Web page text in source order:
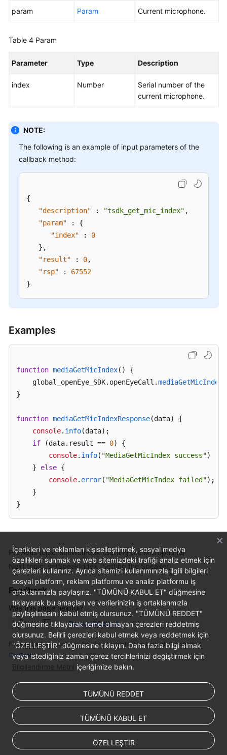
param Param Current microphone.
Table 4 Param
Parameter Type Description
index Number
Serial number of the
current microphone.
NOTE:
The following is an example of input parameters of the
callback method:
{
"description"
: "tsdk_get_mic_index" ,
"param"
:
{
"index"
:
0
} ,
"result"
: 0,
"rsp"
:
67552
}
Examples
function mediaGetMicIndex( ) {
    global_openEye_SDK.
openEyeCall .mediaGetMicIndex
}
function mediaGetMicIndexResponse(data) {
console. info(data);
if (data. result == 0) {
console. info( "MediaGetMicIndex success")
    }
else {
console. error( "MediaGetMicIndex failed");
    }
}
Previous topic: setMicIndex (Setting the Microphone)
Next topic: setSpeakIndex (Setting the Speaker)
Feedback
Was this page helpful?
Provide feedback
For any further questions, feel free to contact us through the chatbot.
Chatbot
İçerikleri ve reklamları kişiselleştirmek, sosyal medya
özellikleri sunmak ve web sitemizdeki trafiği analiz etmek için
çerezleri kullanırız. Ayrıca sitemizi kullanımınızla ilgili bilgileri
sosyal platform, reklam platformu ve analiz platformu iş
ortaklarımızla paylaşırız. "TÜMÜNÜ KABUL ET" düğmesine
tıklayarak bu amaçları ve verilerinizin iş ortaklarımızla
paylaşılmasını kabul etmiş olursunuz. "TÜMÜNÜ REDDET"
düğmesine tıklayarak temel olmayan çerezleri reddetmiş
olursunuz. Belirli çerezleri kabul etmek veya reddetmek için
"ÖZELLEŞTİR" düğmesine tıklayın. Daha fazla bilgi almak
veya istediğiniz zaman çerez tercihlerinizi değiştirmek için
Bilgilendirme Metni içeriğimize bakın.
TÜMÜNÜ REDDET
TÜMÜNÜ KABUL ET
ÖZELLEŞTİR